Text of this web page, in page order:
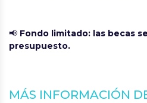
📢 Fondo limitado: las becas
presupuesto.
MÁS INFORMACIÓN